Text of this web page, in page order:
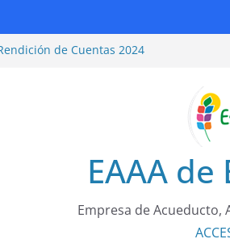
de Cuentas 2024
EAAA de
Empresa de Acueducto,